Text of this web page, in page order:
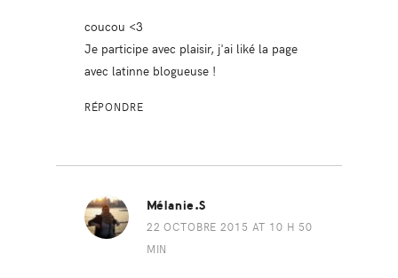
coucou <3
Je participe avec plaisir, j'ai liké la page
avec latinne blogueuse !
RÉPONDRE
Mélanie.S
22 OCTOBRE 2015 AT 10 H 50
MIN